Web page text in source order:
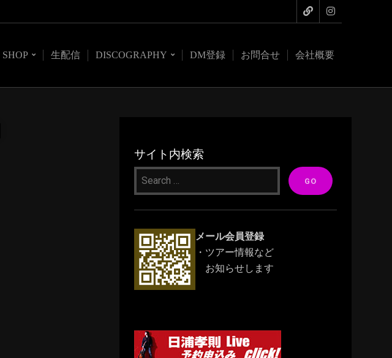
SHOP 生配信 DISCOGRAPHY DM登録 お問合せ 会社概要
サイト内検索
メール会員登録
・ツアー情報など
お知らせします